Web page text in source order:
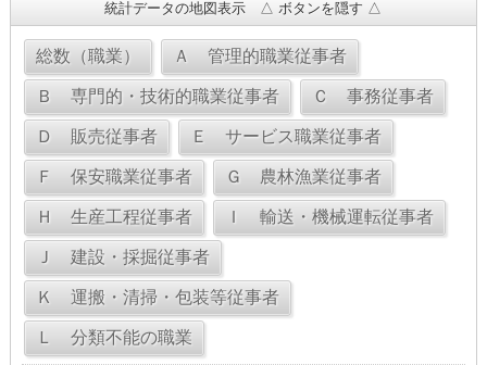
統計データの地図表示 △ ボタンを隠す △